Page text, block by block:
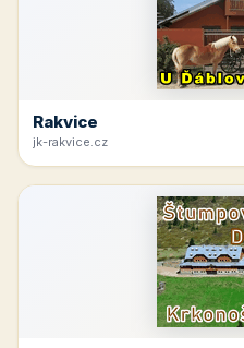
Rakvice
jk-rakvice.cz